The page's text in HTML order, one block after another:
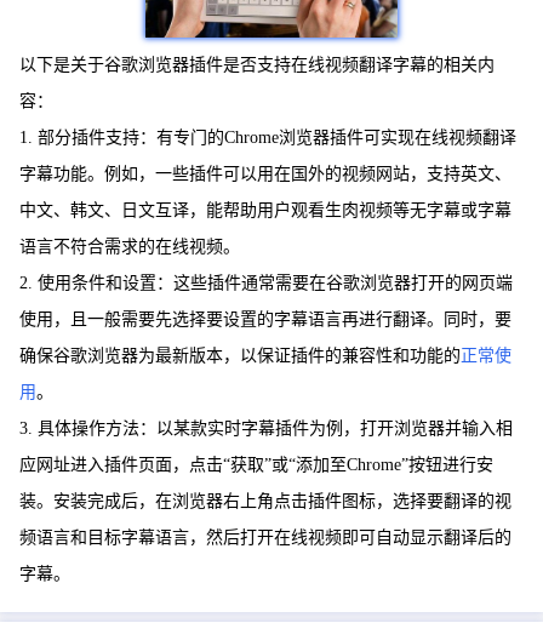
以下是关于谷歌浏览器插件是否支持在线视频翻译字幕的相关内
容：
1. 部分插件支持：有专门的Chrome浏览器插件可实现在线视频翻译
字幕功能。例如，一些插件可以用在国外的视频网站，支持英文、
中文、韩文、日文互译，能帮助用户观看生肉视频等无字幕或字幕
语言不符合需求的在线视频。
2. 使用条件和设置：这些插件通常需要在谷歌浏览器打开的网页端
使用，且一般需要先选择要设置的字幕语言再进行翻译。同时，要
确保谷歌浏览器为最新版本，以保证插件的兼容性和功能的 正常使
用。
3. 具体操作方法：以某款实时字幕插件为例，打开浏览器并输入相
应网址进入插件页面，点击“获取”或“添加至Chrome”按钮进行安
装。安装完成后，在浏览器右上角点击插件图标，选择要翻译的视
频语言和目标字幕语言，然后打开在线视频即可自动显示翻译后的
字幕。